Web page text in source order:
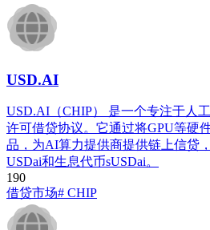
USD.AI
USD.AI（CHIP） 是一个专注于人
许可借贷协议。它通过将GPU等硬
品，为AI算力提供商提供链上信贷
USDai和生息代币sUSDai。
190
借贷市场# CHIP